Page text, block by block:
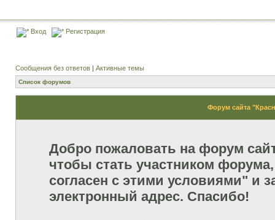
Вход Регистрация
Сообщения без ответов | Активные темы
Список форумов
Форум сайта
Добро пожаловать на форум
чтобы стать участником
согласен с этими условиями" и
электронный адрес. Спасибо!